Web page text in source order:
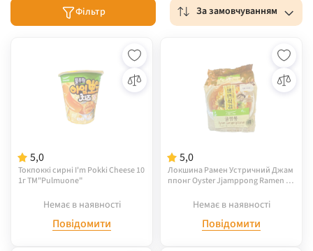
Фільтр За замовчуванням
5,0
Токпоккі сирні I'm Pokki Cheese 10
1г TM"Pulmuone"
Немає в наявності
Повідомити
5,0
Локшина Рамен Устричний Джам
ппонг Oyster Jjamppong Ramen T
Немає в наявності
Повідомити